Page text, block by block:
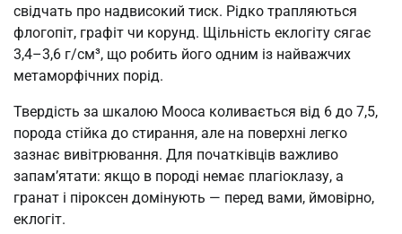
свідчать про надвисокий тиск. Рідко трапляються
флогопіт, графіт чи корунд. Щільність еклогіту сягає
3,4–3,6 г/см³, що робить його одним із найважчих
метаморфічних порід.
Твердість за шкалою Мооса коливається від 6 до 7,5,
порода стійка до стирання, але на поверхні легко
зазнає вивітрювання. Для початківців важливо
запам’ятати: якщо в породі немає плагіоклазу, а
гранат і піроксен домінують — перед вами, ймовірно,
еклогіт.